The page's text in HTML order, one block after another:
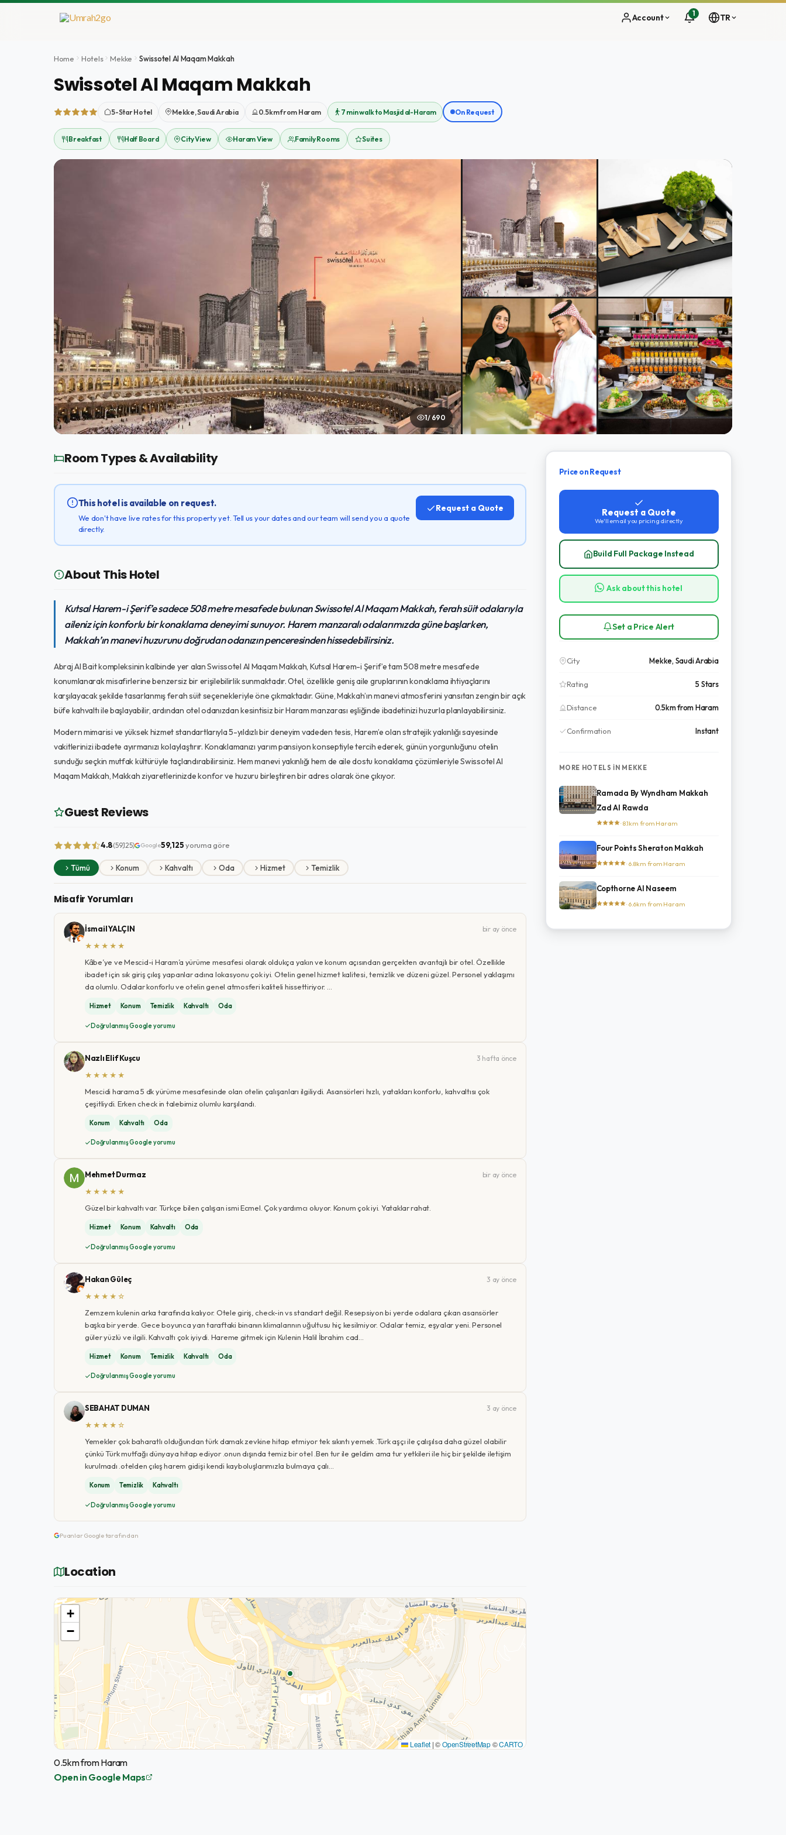
İçeriğe
Account 1 TR
Home Hotels Mekke Swissotel Al Maqam Makkah
Swissotel Al Maqam Makkah
5-Star Hotel Mekke, Saudi Arabia 0.5km from Haram 7 min walk to Masjid al-Haram On Request
Breakfast Half Board City View Haram View Family Rooms Suites
1 / 690
Room Types & Availability
This hotel is available on request.
We don't have live rates for this property yet. Tell us your dates and our team will send you a quote
directly.
Request a Quote
About This Hotel
Kutsal Harem-i Şerif’e sadece 508 metre mesafede bulunan Swissotel Al Maqam Makkah, ferah süit odalarıyla
aileniz için konforlu bir konaklama deneyimi sunuyor. Harem manzaralı odalarımızda güne başlarken,
Makkah’ın manevi huzurunu doğrudan odanızın penceresinden hissedebilirsiniz.
Abraj Al Bait kompleksinin kalbinde yer alan Swissotel Al Maqam Makkah, Kutsal Harem-i Şerif’e tam 508 metre mesafede
konumlanarak misafirlerine benzersiz bir erişilebilirlik sunmaktadır. Otel, özellikle geniş aile gruplarının konaklama ihtiyaçlarını
karşılayacak şekilde tasarlanmış ferah süit seçenekleriyle öne çıkmaktadır. Güne, Makkah’ın manevi atmosferini yansıtan zengin bir açık
büfe kahvaltı ile başlayabilir, ardından otel odanızdan kesintisiz bir Haram manzarası eşliğinde ibadetinizi huzurla planlayabilirsiniz.
Modern mimarisi ve yüksek hizmet standartlarıyla 5-yıldızlı bir deneyim vadeden tesis, Harem’e olan stratejik yakınlığı sayesinde
vakitlerinizi ibadete ayırmanızı kolaylaştırır. Konaklamanızı yarım pansiyon konseptiyle tercih ederek, günün yorgunluğunu otelin
sunduğu seçkin mutfak kültürüyle taçlandırabilirsiniz. Hem manevi yakınlığı hem de aile dostu konaklama çözümleriyle Swissotel Al
Maqam Makkah, Makkah ziyaretlerinizde konfor ve huzuru birleştiren bir adres olarak öne çıkıyor.
Guest Reviews
4.8(59,125) Google59,125yoruma göre
Tümü Konum Kahvaltı Oda Hizmet Temizlik
Misafir Yorumları
İsmail YALÇIN
bir ay önce
★★★★★
Kâbe’ye ve Mescid-i Haram’a yürüme mesafesi olarak oldukça yakın ve konum açısından gerçekten avantajlı bir otel. Özellikle
ibadet için sık giriş çıkış yapanlar adına lokasyonu çok iyi. Otelin genel hizmet kalitesi, temizlik ve düzeni güzel. Personel yaklaşımı
da olumlu. Odalar konforlu ve otelin genel atmosferi kaliteli hissettiriyor. …
Hizmet Konum Temizlik Kahvaltı Oda
Doğrulanmış Google yorumu
Nazlı Elif Kuşcu
3 hafta önce
★★★★★
Mescidi harama 5 dk yürüme mesafesinde olan otelin çalışanları ilgiliydi. Asansörleri hızlı, yatakları konforlu, kahvaltısı çok
çeşitliydi. Erken check in talebimiz olumlu karşılandı.
Konum Kahvaltı Oda
Doğrulanmış Google yorumu
Mehmet Durmaz
bir ay önce
★★★★★
Güzel bir kahvaltı var. Türkçe bilen çalışan ismi Ecmel. Çok yardımcı oluyor. Konum çok iyi. Yataklar rahat.
Hizmet Konum Kahvaltı Oda
Doğrulanmış Google yorumu
Hakan Güleç
3 ay önce
★★★★☆
Zemzem kulenin arka tarafında kalıyor. Otele giriş, check-in vs standart değil. Resepsiyon bi yerde odalara çıkan asansörler
başka bir yerde. Gece boyunca yan taraftaki binanın klimalarının uğultusu hiç kesilmiyor. Odalar temiz, eşyalar yeni. Personel
güler yüzlü ve ilgili. Kahvaltı çok iyiydi. Hareme gitmek için Kulenin Halil İbrahim cad…
Hizmet Konum Temizlik Kahvaltı Oda
Doğrulanmış Google yorumu
SEBAHAT DUMAN
3 ay önce
★★★★☆
Yemekler çok baharatlı olduğundan türk damak zevkine hitap etmiyor tek sıkıntı yemek .Türk aşçı ile çalışılsa daha güzel olabilir
çünkü Türk mutfağı dünyaya hitap ediyor .onun dışında temiz bir otel .Ben tur ile geldim ama tur yetkileri ile hiç bir şekilde iletişim
kurulmadı .otelden çıkış harem gidişi kendi kayboluşlarımızla bulmaya çalı…
Konum Temizlik Kahvaltı
Doğrulanmış Google yorumu
Puanlar Google tarafından
Location
+
−
Leaflet |©OpenStreetMap©CARTO
0.5km from Haram
Open in Google Maps
Price on Request
Request a Quote
We'll email you pricing directly
Build Full Package Instead
Ask about this hotel
Set a Price Alert
City Mekke, Saudi Arabia
Rating 5 Stars
Distance 0.5km from Haram
Confirmation Instant
MORE HOTELS IN MEKKE
Ramada By Wyndham Makkah
Zad Al Rawda
· 8.1km from Haram
Four Points Sheraton Makkah
· 6.8km from Haram
Copthorne Al Naseem
· 6.6km from Haram